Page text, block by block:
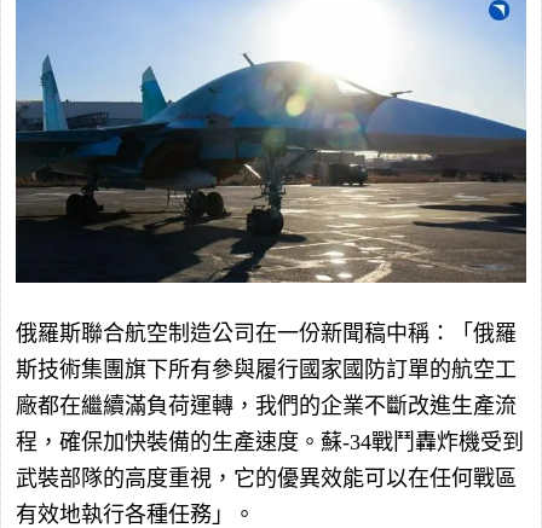
俄羅斯聯合航空制造公司在一份新聞稿中稱：「俄羅
斯技術集團旗下所有參與履行國家國防訂單的航空工
廠都在繼續滿負荷運轉，我們的企業不斷改進生產流
程，確保加快裝備的生產速度。蘇-34戰鬥轟炸機受到
武裝部隊的高度重視，它的優異效能可以在任何戰區
有效地執行各種任務」。